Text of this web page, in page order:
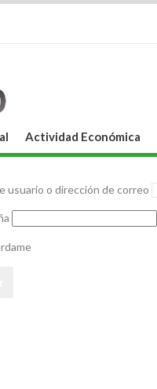
Actividad Económica
usuario o dirección de correo